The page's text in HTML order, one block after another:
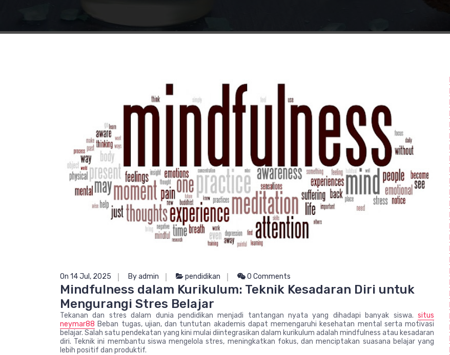
On 14 Jul, 2025 By admin pendidikan 0 Comments
Mindfulness dalam Kurikulum: Teknik Kesadaran Diri untuk
Mengurangi Stres Belajar
Tekanan dan stres dalam dunia pendidikan menjadi tantangan nyata yang dihadapi banyak siswa. situs
neymar88 Beban tugas, ujian, dan tuntutan akademis dapat memengaruhi kesehatan mental serta motivasi
belajar. Salah satu pendekatan yang kini mulai diintegrasikan dalam kurikulum adalah mindfulness atau kesadaran
diri. Teknik ini membantu siswa mengelola stres, meningkatkan fokus, dan menciptakan suasana belajar yang
lebih positif dan produktif.